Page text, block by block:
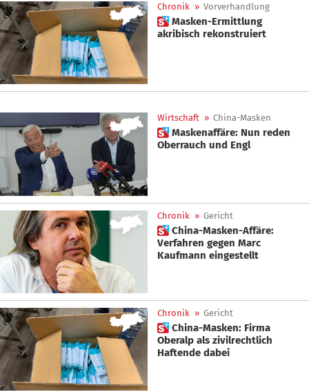
Chronik » Vorverhandlung
 Masken-Ermittlung
akribisch rekonstruiert
Wirtschaft » China-Masken
 Maskenaffäre: Nun reden
Oberrauch und Engl
Chronik » Gericht
 China-Masken-Affäre:
Verfahren gegen Marc
Kaufmann eingestellt
Chronik » Gericht
 China-Masken: Firma
Oberalp als zivilrechtlich
Haftende dabei